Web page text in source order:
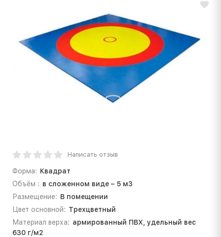
Написать отзыв
Форма: Квадрат
Объём : в сложенном виде – 5 м3
Размещение: В помещении
Цвет основной: Трехцветный
Материал верха: армированный ПВХ, удельный вес
630 г/м2